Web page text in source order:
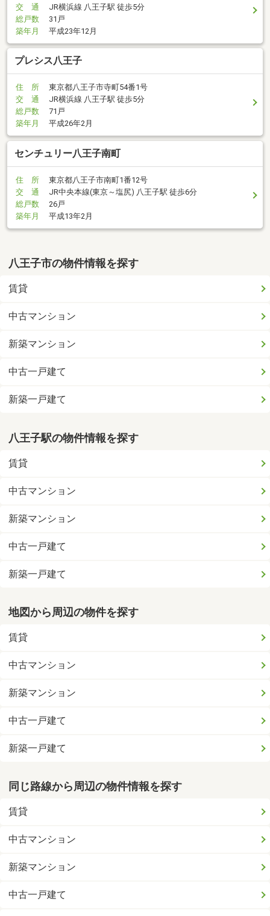
交 通
JR横浜線 八王子駅 徒歩5分
総戸数
31戸
築年月
平成23年12月
プレシス八王子
住 所
東京都八王子市寺町54番1号
交 通
JR横浜線 八王子駅 徒歩5分
総戸数
71戸
築年月
平成26年2月
センチュリー八王子南町
住 所
東京都八王子市南町1番12号
交 通
JR中央本線(東京～塩尻) 八王子駅 徒歩6分
総戸数
26戸
築年月
平成13年2月
八王子市の物件情報を探す
賃貸
中古マンション
新築マンション
中古一戸建て
新築一戸建て
八王子駅の物件情報を探す
賃貸
中古マンション
新築マンション
中古一戸建て
新築一戸建て
地図から周辺の物件を探す
賃貸
中古マンション
新築マンション
中古一戸建て
新築一戸建て
同じ路線から周辺の物件情報を探す
賃貸
中古マンション
新築マンション
中古一戸建て